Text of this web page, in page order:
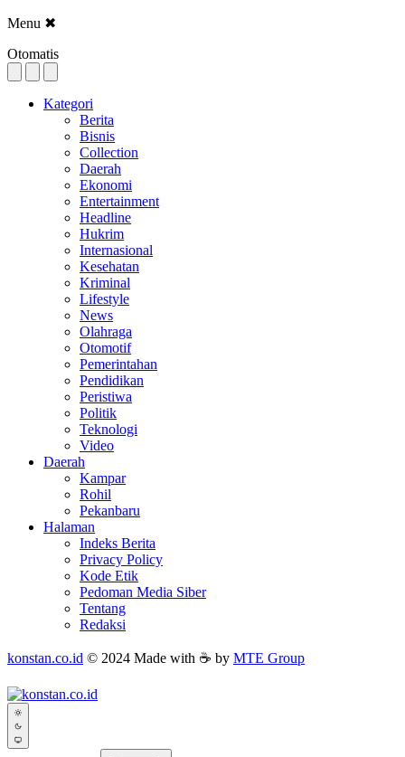
Menu ✖
Otomatis
Kategori
Berita
Bisnis
Collection
Daerah
Ekonomi
Entertainment
Headline
Hukrim
Internasional
Kesehatan
Kriminal
Lifestyle
News
Olahraga
Otomotif
Pemerintahan
Pendidikan
Peristiwa
Politik
Teknologi
Video
Daerah
Kampar
Rohil
Pekanbaru
Halaman
Indeks Berita
Privacy Policy
Kode Etik
Pedoman Media Siber
Tentang
Redaksi
konstan.co.id © 2024 Made with ☕ by MTE Group